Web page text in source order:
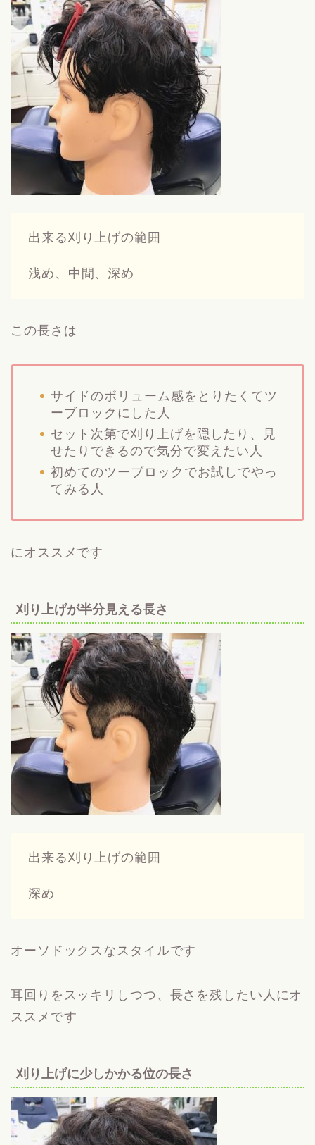
出来る刈り上げの範囲
浅め、中間、深め
この長さは
サイドのボリューム感をとりたくてツ
ーブロックにした人
セット次第で刈り上げを隠したり、見
せたりできるので気分で変えたい人
初めてのツーブロックでお試しでやっ
てみる人
にオススメです
刈り上げが半分見える長さ
出来る刈り上げの範囲
深め
オーソドックスなスタイルです
耳回りをスッキリしつつ、長さを残したい人にオ
ススメです
刈り上げに少しかかる位の長さ